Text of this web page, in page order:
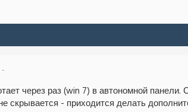
через раз (win 7) в автономной
скрывается - приходится делать